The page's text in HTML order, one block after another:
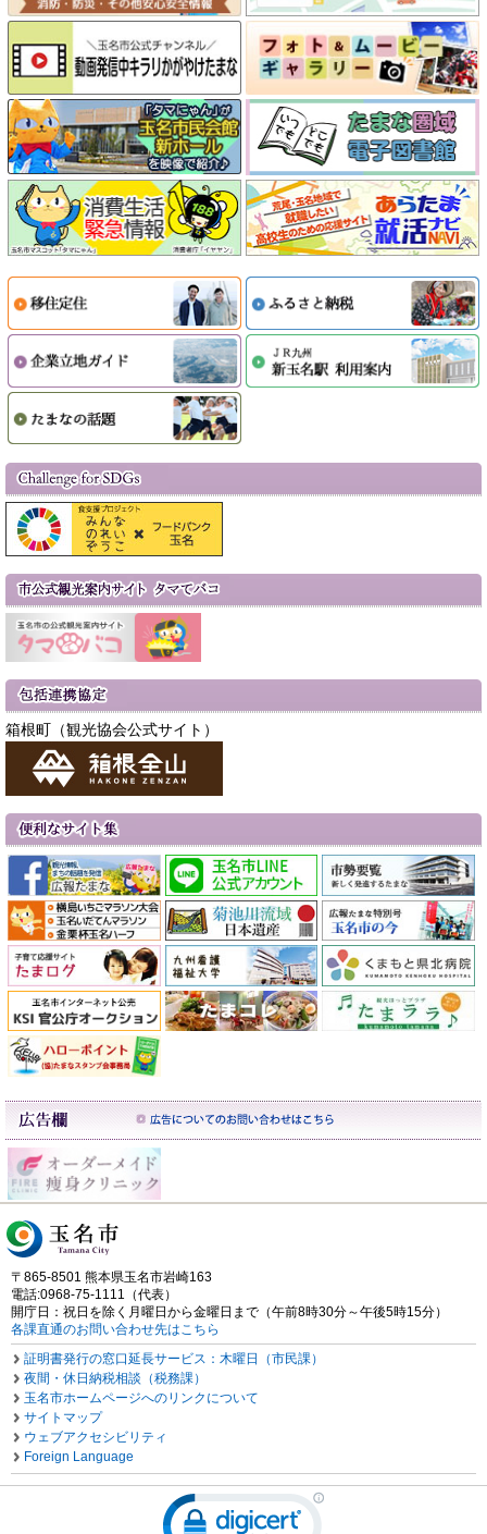
箱根町（観光協会公式サイト）
〒865-8501 熊本県玉名市岩崎163
電話:0968-75-1111（代表）
開庁日：祝日を除く月曜日から金曜日まで（午前8時30分～午後5時15分）
各課直通のお問い合わせ先はこちら
証明書発行の窓口延長サービス：木曜日（市民課）
夜間・休日納税相談（税務課）
玉名市ホームページへのリンクについて
サイトマップ
ウェブアクセシビリティ
Foreign Language